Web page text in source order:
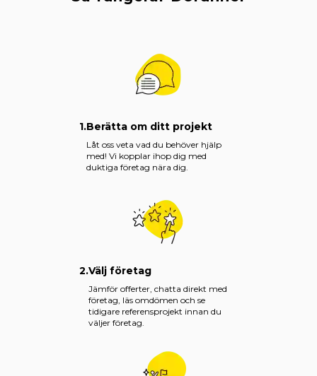
1.Berätta om ditt projekt
Låt oss veta vad du behöver hjälp
med! Vi kopplar ihop dig med
duktiga företag nära dig.
2.Välj företag
Jämför offerter, chatta direkt med
företag, läs omdömen och se
tidigare referensprojekt innan du
väljer företag.